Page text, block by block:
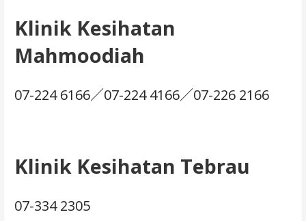
Klinik Kesihatan
Mahmoodiah
07-224 6166／07-224 4166／07-226 2166
Klinik Kesihatan Tebrau
07-334 2305